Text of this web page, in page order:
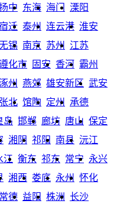
中 东海 海门
溧阳
迁 泰州 连云港 淮安
锡 南京 苏州
江苏
化市 固安 香河 霸州
州 燕郊 雄安新区 武安
张北 馆陶 定州
承德
岛 邯郸 廊坊 唐山 保定
湘阴 祁阳 南县 沅江
江 衡东 祁东 常宁 永兴
湘西 娄底 永州
怀化
常德 益阳 株洲 长沙